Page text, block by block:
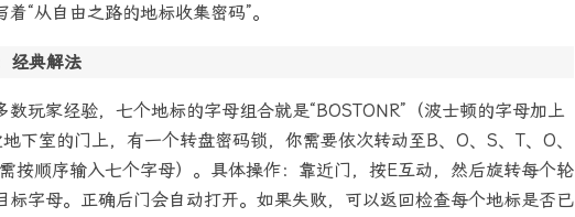
“从自由之路的地标收集密码”。
经典解法
数玩家经验，七个地标的字母组合就是“BOSTONR”（波士顿的字母加上
下室的门上，有一个转盘密码锁，你需要依次转动至B、O、S、T、O、
按顺序输入七个字母）。具体操作：靠近门，按E互动，然后旋转每个轮
标字母。正确后门会自动打开。如果失败，可以返回检查每个地标是否已